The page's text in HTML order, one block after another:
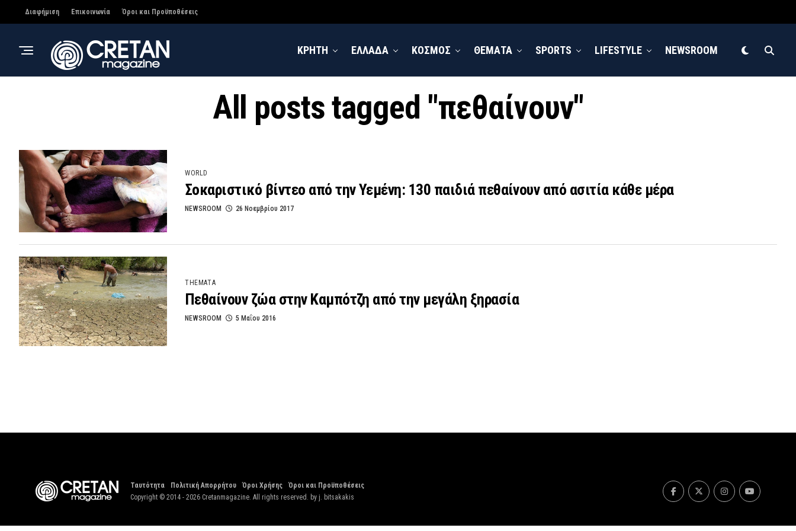
Διαφήμιση Επικοινωνία Όροι και Προϋποθέσεις
ΚΡΗΤΗ ΕΛΛΑΔΑ ΚΟΣΜΟΣ ΘΕΜΑΤΑ SPORTS LIFESTYLE NEWSROOM
All posts tagged "πεθαίνουν"
WORLD
Σοκαριστικό βίντεο από την Υεμένη: 130 παιδιά πεθαίνουν από ασιτία κάθε μέρα
NEWSROOM 26 Νοεμβρίου 2017
THEMATA
Πεθαίνουν ζώα στην Καμπότζη από την μεγάλη ξηρασία
NEWSROOM 5 Μαΐου 2016
Ταυτότητα Πολιτική Απορρήτου Όροι Χρήσης
Όροι και Προϋποθέσεις
Copyright © 2014 - 2026 Cretanmagazine. All rights reserved. by j. bitsakakis